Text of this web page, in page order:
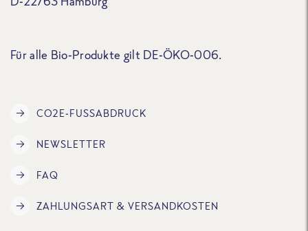
Für alle Bio-Produkte gilt DE-ÖKO-006.
CO2E-FUSSABDRUCK
NEWSLETTER
FAQ
ZAHLUNGSART & VERSANDKOSTEN